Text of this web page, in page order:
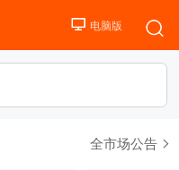
全市场公告